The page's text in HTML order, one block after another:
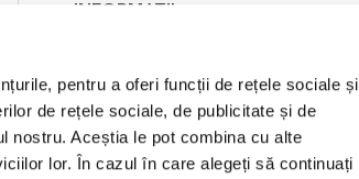
pentru a oferi funcții de rețele sociale și
de rețele sociale, de publicitate și de
nostru. Aceștia le pot combina cu alte
lor. În cazul în care alegeți să continuați
INFORMATII
Termeni si Conditii
Politica de Confidentialitate
Puncte de fidelizare
FAQ